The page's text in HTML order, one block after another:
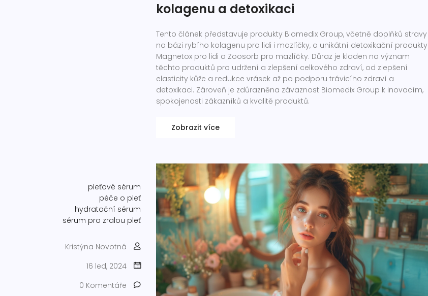
kolagenu a detoxikaci
Tento článek představuje produkty Biomedix Group, včetně doplňků stravy
na bázi rybího kolagenu pro lidi i mazlíčky, a unikátní detoxikační produkty
Magnetox pro lidi a Zoosorb pro mazlíčky. Důraz je kladen na význam
těchto produktů pro udržení a zlepšení celkového zdraví, od zlepšení
elasticity kůže a redukce vrásek až po podporu trávicího zdraví a
detoxikaci. Zároveň je zdůrazněna závaznost Biomedix Group k inovacím,
spokojenosti zákazníků a kvalitě produktů.
Zobrazit více
pleťové sérum
péče o pleť
hydratační sérum
sérum pro zralou pleť
Kristýna Novotná
16 led, 2024
0 Komentáře